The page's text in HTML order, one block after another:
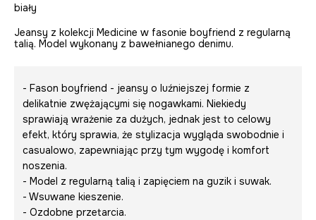
biały
Jeansy z kolekcji Medicine w fasonie boyfriend z regularną
talią. Model wykonany z bawełnianego denimu.
- Fason boyfriend - jeansy o luźniejszej formie z
delikatnie zwężającymi się nogawkami. Niekiedy
sprawiają wrażenie za dużych, jednak jest to celowy
efekt, który sprawia, że stylizacja wygląda swobodnie i
casualowo, zapewniając przy tym wygodę i komfort
noszenia.
- Model z regularną talią i zapięciem na guzik i suwak.
- Wsuwane kieszenie.
- Ozdobne przetarcia.